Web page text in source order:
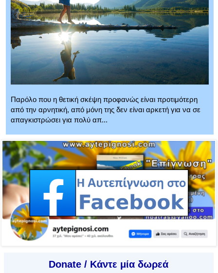
Παρόλο που η θετική σκέψη προφανώς είναι προτιμότερη
από την αρνητική, από μόνη της δεν είναι αρκετή για να σε
απαγκιστρώσει για πολύ απ...
Donate / Κάντε μία δωρεά